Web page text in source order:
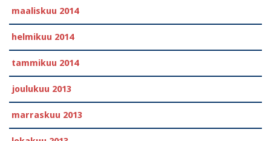
maaliskuu 2014
helmikuu 2014
tammikuu 2014
joulukuu 2013
marraskuu 2013